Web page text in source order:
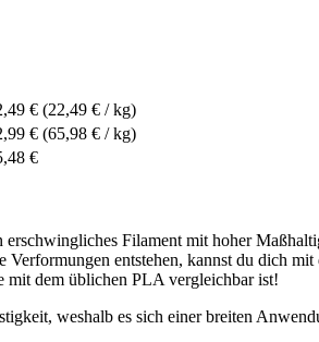
€ (22,49 € / kg)
€ (65,98 € / kg)
€
erschwingliches Filament mit hoher
entstehen, kannst du dich
mit dem üblichen PLA vergleichbar ist!
weshalb es sich einer breiten